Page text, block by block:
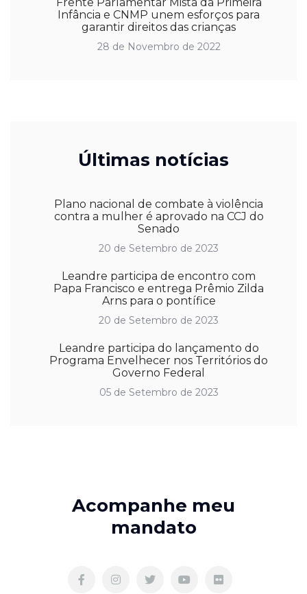
Infância e CNMP unem esforços para
garantir direitos das crianças
28 de Novembro de 2022
Últimas notícias
Plano nacional de combate à violência
contra a mulher é aprovado na CCJ do
Senado
20 de Setembro de 2023
Leandre participa de encontro com
Papa Francisco e entrega Prêmio Zilda
Arns para o pontífice
20 de Setembro de 2023
Leandre participa do lançamento do
Programa Envelhecer nos Territórios do
Governo Federal
05 de Setembro de 2023
Acompanhe meu
mandato